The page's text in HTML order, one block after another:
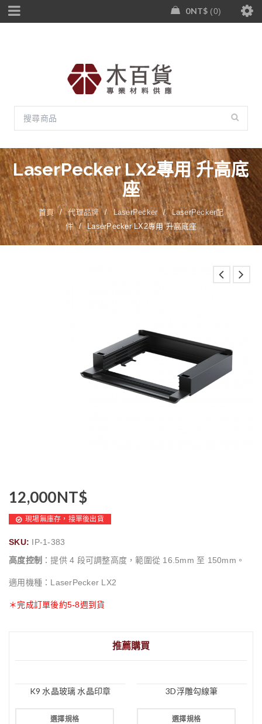
0NT$ 0
LaserPecker LX2專用 升高底
座
首頁 / 代理品牌 / LaserPecker /
LaserPecker配
件
/ LaserPecker LX2專用 升高底座
12,000NT$
現場無庫存，接單後出貨
SKU: IP-1-383
高度控制 ：提供 4 段可調整高度，範圍從 16.5mm 至 150mm。
適用機種：LaserPecker LX2
＊完成訂單後約5-8週到貨
推薦購買
K9 水晶玻璃 水晶印章
選擇規格
3D浮雕勾線筆
選擇規格